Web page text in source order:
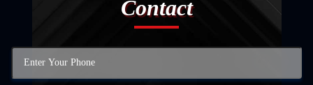
Contact